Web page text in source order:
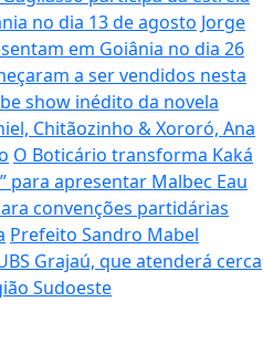
no dia 13 de agosto Jorge
em Goiânia no dia 26
a ser vendidos nesta
show inédito da novela
Chitãozinho & Xororó, Ana
O Boticário transforma Kaká
para apresentar Malbec Eau
convenções partidárias
Prefeito Sandro Mabel
Grajaú, que atenderá cerca
Sudoeste